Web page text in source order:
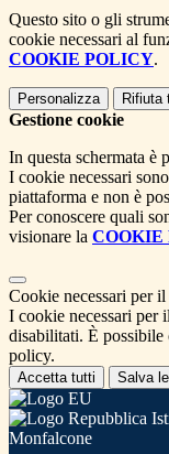
Questo sito o gli
cookie necessari al
COOKIE POLICY.
Personalizza Rifiuta
Gestione cookie
In questa schermata è
I cookie necessari
piattaforma e non è
Per conoscere quali
visionare la COOKIE
Cookie necessari per
I cookie necessari per
disabilitati. È possibile
policy.
Accetta tutti Salva
Monfalcone